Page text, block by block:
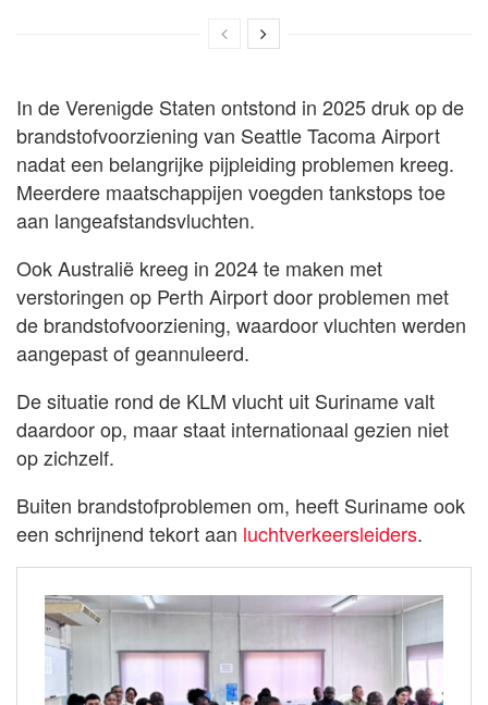
In de Verenigde Staten ontstond in 2025 druk op de
brandstofvoorziening van Seattle Tacoma Airport
nadat een belangrijke pijpleiding problemen kreeg.
Meerdere maatschappijen voegden tankstops toe
aan langeafstandsvluchten.
Ook Australië kreeg in 2024 te maken met
verstoringen op Perth Airport door problemen met
de brandstofvoorziening, waardoor vluchten werden
aangepast of geannuleerd.
De situatie rond de KLM vlucht uit Suriname valt
daardoor op, maar staat internationaal gezien niet
op zichzelf.
Buiten brandstofproblemen om, heeft Suriname ook
een schrijnend tekort aan luchtverkeersleiders.